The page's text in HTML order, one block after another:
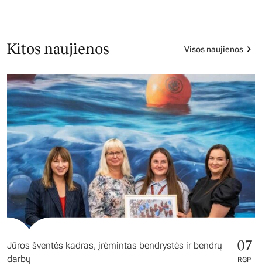
Kitos naujienos Visos naujienos
Jūros šventės kadras, įrėmintas bendrystės ir bendrų
darbų
07
RGP